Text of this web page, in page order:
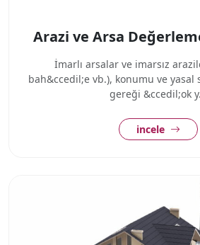
Arazi ve Arsa
İmarlı arsalar ve imarsız
bah&ccedil;e vb.), konumu ve
gereği &ccedil;ok
incele